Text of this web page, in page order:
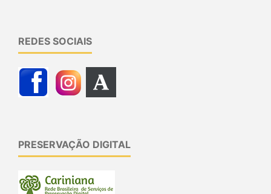
REDES SOCIAIS
PRESERVAÇÃO DIGITAL